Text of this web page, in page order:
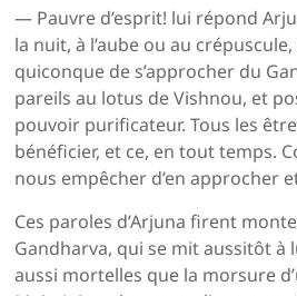
— Pauvre d’esprit! lui répond
la nuit, à l’aube ou au
quiconque de s’approcher du
pareils au lotus de Vishnou, et
pouvoir purificateur. Tous les
bénéficier, et ce, en tout temps.
nous empêcher d’en approcher
Ces paroles d’Arjuna firent
Gandharva, qui se mit aussitôt à
aussi mortelles que la morsure